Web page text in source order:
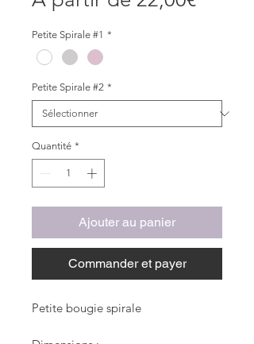
Petite Spirale #1 *
Petite Spirale #2 *
Quantité *
Ajouter au panier
Commander et payer
Petite bougie spirale